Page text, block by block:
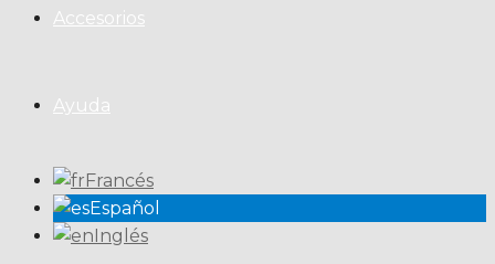
Accesorios
Ayuda
Francés
Español
Inglés